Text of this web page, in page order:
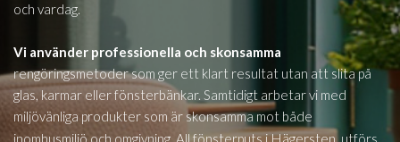
och vardag.
Vi använder professionella och skonsamma
rengöringsmetoder som ger ett klart resultat utan att slita på
glas, karmar eller fönsterbänkar. Samtidigt arbetar vi med
miljövänliga produkter som är skonsamma mot både
inomhusmiljö och omgivning. All fönsterputs iHägersten utförs